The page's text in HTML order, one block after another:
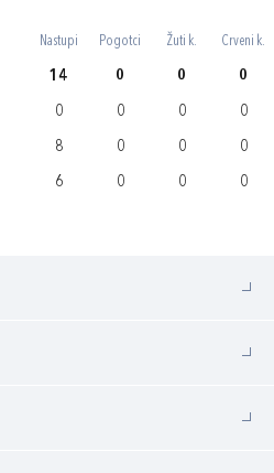
Nastupi Pogotci Žuti k. Crveni k.
14 0 0 0
0 0 0 0
8 0 0 0
6 0 0 0